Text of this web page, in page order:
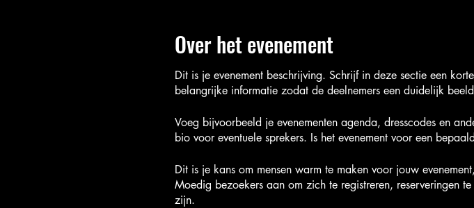
Over het evenement
Dit is je evenement beschrijving. Schrijf in deze sectie een
belangrijke informatie zodat de deelnemers een duidelijk
Voeg bijvoorbeeld je evenementen agenda, dresscodes en
bio voor eventuele sprekers. Is het evenement voor een
Dit is je kans om mensen warm te maken voor jouw
Moedig bezoekers aan om zich te registreren, reserveringen
zijn.